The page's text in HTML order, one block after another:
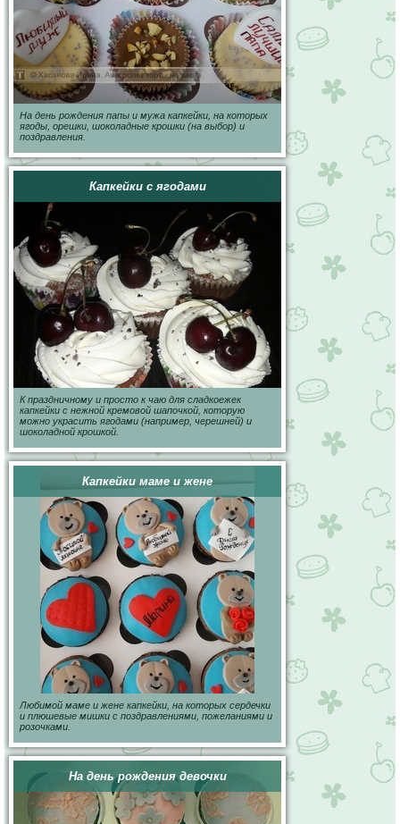
На день рождения папы и мужа капкейки, на которых
ягоды, орешки, шоколадные крошки (на выбор) и
поздравления.
Капкейки с ягодами
К праздничному и просто к чаю для сладкоежек
капкейки с нежной кремовой шапочкой, которую
можно украсить ягодами (например, черешней) и
шоколадной крошкой.
Капкейки маме и жене
Любимой маме и жене капкейки, на которых сердечки
и плюшевые мишки с поздравлениями, пожеланиями и
розочками.
На день рождения девочки